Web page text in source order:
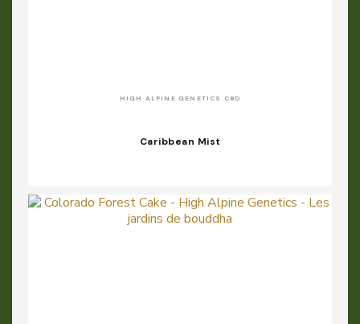
HIGH ALPINE GENETICS CBD
Caribbean Mist